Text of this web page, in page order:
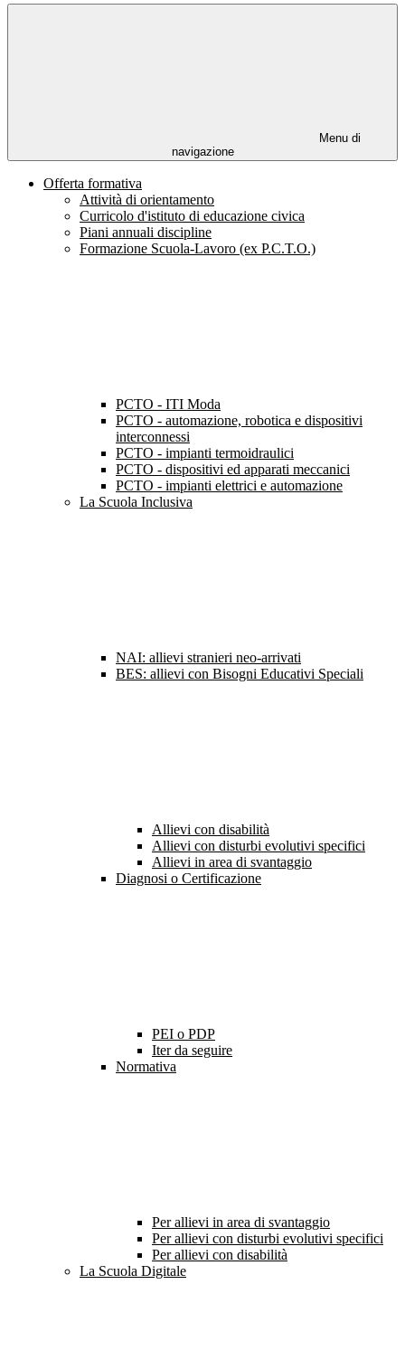
Menu di
navigazione
Offerta formativa
Attività di orientamento
Curricolo d'istituto di educazione civica
Piani annuali discipline
Formazione Scuola-Lavoro (ex P.C.T.O.)
PCTO - ITI Moda
PCTO - automazione, robotica e dispositivi
interconnessi
PCTO - impianti termoidraulici
PCTO - dispositivi ed apparati meccanici
PCTO - impianti elettrici e automazione
La Scuola Inclusiva
NAI: allievi stranieri neo-arrivati
BES: allievi con Bisogni Educativi Speciali
Allievi con disabilità
Allievi con disturbi evolutivi specifici
Allievi in area di svantaggio
Diagnosi o Certificazione
PEI o PDP
Iter da seguire
Normativa
Per allievi in area di svantaggio
Per allievi con disturbi evolutivi specifici
Per allievi con disabilità
La Scuola Digitale